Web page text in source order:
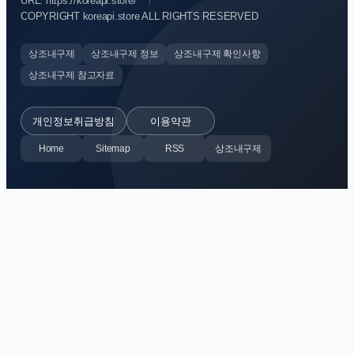
COPYRIGHT koreapi.store ALL RIGHTS RESERVED
상조내구제 상조내구제 정보
상조내구제 확인사항
상조내구제 참고자료
개인정보취급방침 이용약관
Home Sitemap RSS 상조내구제